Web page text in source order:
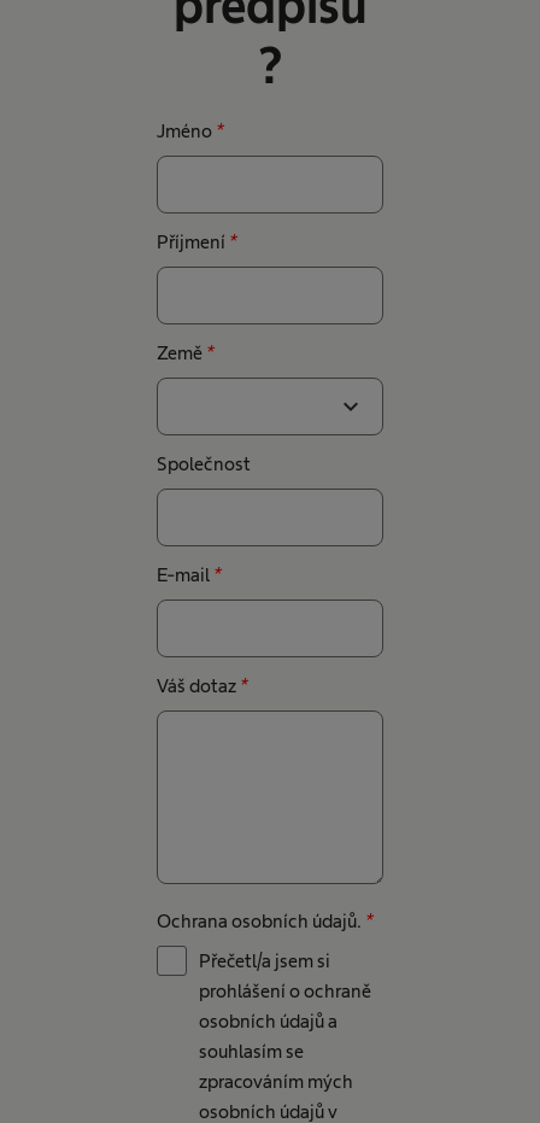
?
Jméno *
Příjmení *
Země *
expand_more
Společnost
E-mail *
Váš dotaz *
Ochrana osobních údajů. *
Přečetl/a jsem si
prohlášení o ochraně
osobních údajů a
souhlasím se
zpracováním mých
osobních údajů v